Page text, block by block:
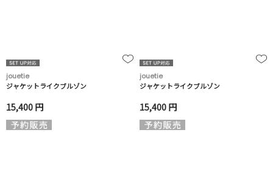
jouetie
ジャケットライクブルゾン
15,400 円
jouetie
ジャケットライクブルゾン
15,400 円